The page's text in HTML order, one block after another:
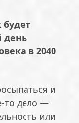
будет
день
в 2040
и
то дело —
или